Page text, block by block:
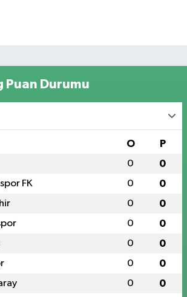
Puan Durumu
O P
0 0
FK 0 0
0 0
0 0
0 0
0 0
0 0